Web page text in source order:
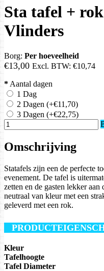
Sta tafel +
Vlinders
Borg: Per hoeveelheid
€13,00 Excl. BTW: €10,74
* Aantal dagen
1 Dag
2 Dagen (+€11,70)
3 Dagen (+€22,75)
Omschrijving
Statafels zijn een de perfecte
evenement. De tafel is
zetten en de gasten lekker
neutraal van kleur met een
geleverd met een rok.
Kleur
Tafelhoogte
Tafel Diameter